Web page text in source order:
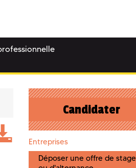
Candidater
Entreprises
Déposer une offre de stage